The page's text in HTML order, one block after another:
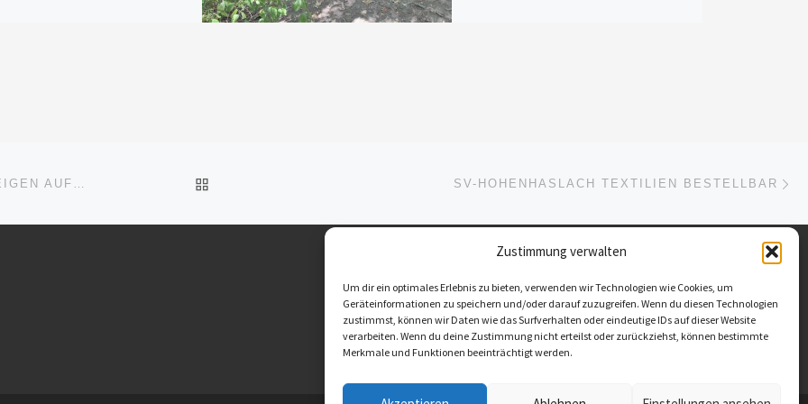
Zustimmung verwalten
Um dir ein optimales Erlebnis zu bieten, verwenden wir Technologien wie Cookies, um
Geräteinformationen zu speichern und/oder darauf zuzugreifen. Wenn du diesen Technologien
zustimmst, können wir Daten wie das Surfverhalten oder eindeutige IDs auf dieser Website
verarbeiten. Wenn du deine Zustimmung nicht erteilst oder zurückziehst, können bestimmte
Merkmale und Funktionen beeinträchtigt werden.
DIE BOGENSCHÜTZEN DES SV HOHENHASLACH STEIGEN AUF IN DIE BOGEN LANDESLIGA UNTERLAND A HALLE SV-HOHENHASLACH TEXTILIEN BESTELLBAR